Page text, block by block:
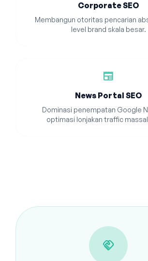
Corporate SEO
Membangun otoritas pencarian
level brand skala besar.
newspaper
News Portal SEO
Dominasi penempatan Google
optimasi lonjakan traffic
handshake